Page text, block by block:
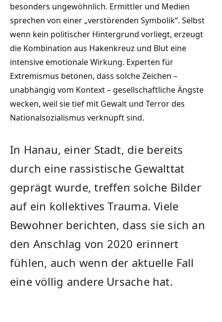
besonders ungewöhnlich. Ermittler und Medien
sprechen von einer „verstörenden Symbolik“. Selbst
wenn kein politischer Hintergrund vorliegt, erzeugt
die Kombination aus Hakenkreuz und Blut eine
intensive emotionale Wirkung. Experten für
Extremismus betonen, dass solche Zeichen –
unabhängig vom Kontext – gesellschaftliche Ängste
wecken, weil sie tief mit Gewalt und Terror des
Nationalsozialismus verknüpft sind.
In Hanau, einer Stadt, die bereits
durch eine rassistische Gewalttat
geprägt wurde, treffen solche Bilder
auf ein kollektives Trauma. Viele
Bewohner berichten, dass sie sich an
den Anschlag von 2020 erinnert
fühlen, auch wenn der aktuelle Fall
eine völlig andere Ursache hat.